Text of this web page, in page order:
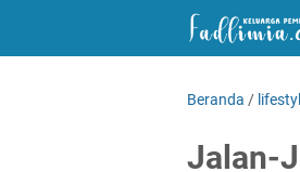
Beranda /
Jalan-